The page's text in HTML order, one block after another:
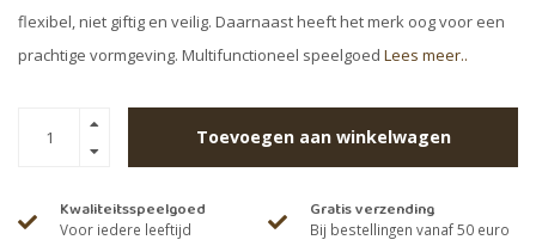
flexibel, niet giftig en veilig. Daarnaast heeft het merk oog voor een
prachtige vormgeving. Multifunctioneel speelgoed Lees meer..
Toevoegen aan winkelwagen
Kwaliteitsspeelgoed
Voor iedere leeftijd
Gratis verzending
Bij bestellingen vanaf 50 euro